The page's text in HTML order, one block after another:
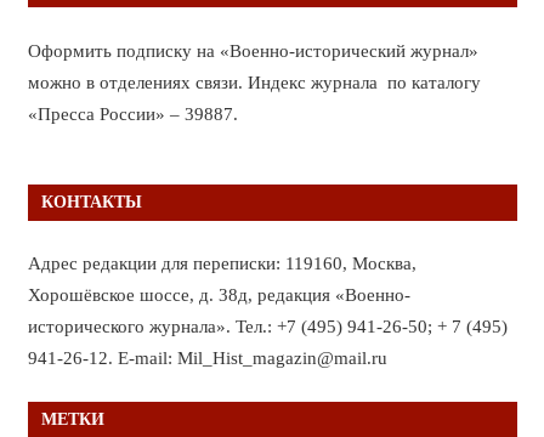
Оформить подписку на «Военно-исторический журнал»
можно в отделениях связи. Индекс журнала по каталогу
«Пресса России» – 39887.
КОНТАКТЫ
Адрес редакции для переписки: 119160, Москва,
Хорошёвское шоссе, д. 38д, редакция «Военно-
исторического журнала». Тел.: +7 (495) 941-26-50; + 7 (495)
941-26-12. E-mail: Mil_Hist_magazin@mail.ru
МЕТКИ